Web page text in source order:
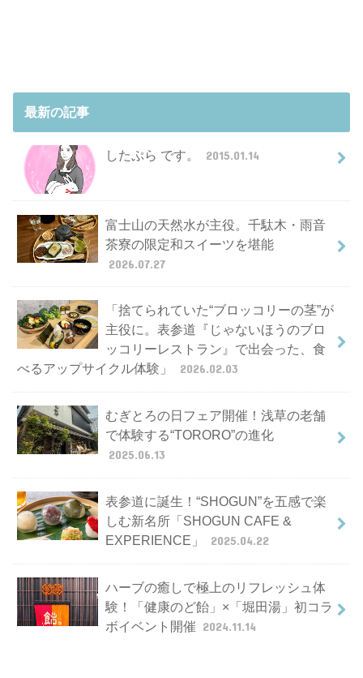
最新の記事
したぷら です。 2015.01.14
富士山の天然水が主役。千駄木・雨音
茶寮の限定和スイーツを堪能
2026.07.27
「捨てられていた“ブロッコリーの茎”が
主役に。表参道『じゃないほうのブロ
ッコリーレストラン』で出会った、食
べるアップサイクル体験」
2026.02.03
むぎとろの日フェア開催！浅草の老舗
で体験する“TORORO”の進化
2025.06.13
表参道に誕生！“SHOGUN”を五感で楽
しむ新名所「SHOGUN CAFE &
EXPERIENCE」
2025.04.22
ハーブの癒しで極上のリフレッシュ体
験！「健康のど飴」×「堀田湯」初コラ
ボイベント開催 2024.11.14